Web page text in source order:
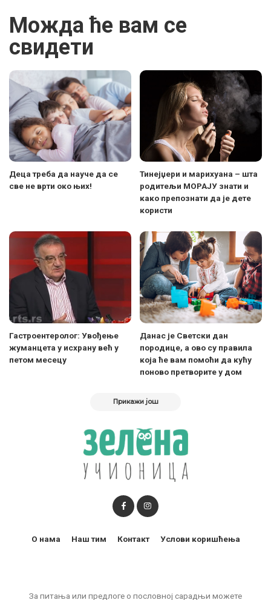
Можда ће вам се
свидети
Деца треба да науче да се
све не врти око њих!
Тинејџери и марихуана – шта
родитељи МОРАЈУ знати и
како препознати да је дете
користи
Гастроентеролог: Увођење
жуманцета у исхрану већ у
петом месецу
Данас је Светски дан
породице, а ово су правила
која ће вам помоћи да кућу
поново претворите у дом
Прикажи још
За питања или предлоге о пословној сарадњи можете
О нама Наш тим Контакт Услови коришћења